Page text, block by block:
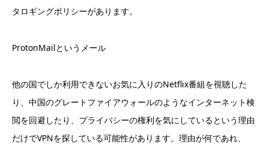
タロギングポリシーがあります。
ProtonMailというメール
他の国でしか利用できないお気に入りのNetflix番組を視聴した
り、中国のグレートファイアウォールのようなインターネット検
閲を回避したり、プライバシーの権利を気にしているという理由
だけでVPNを探している可能性があります。理由が何であれ、